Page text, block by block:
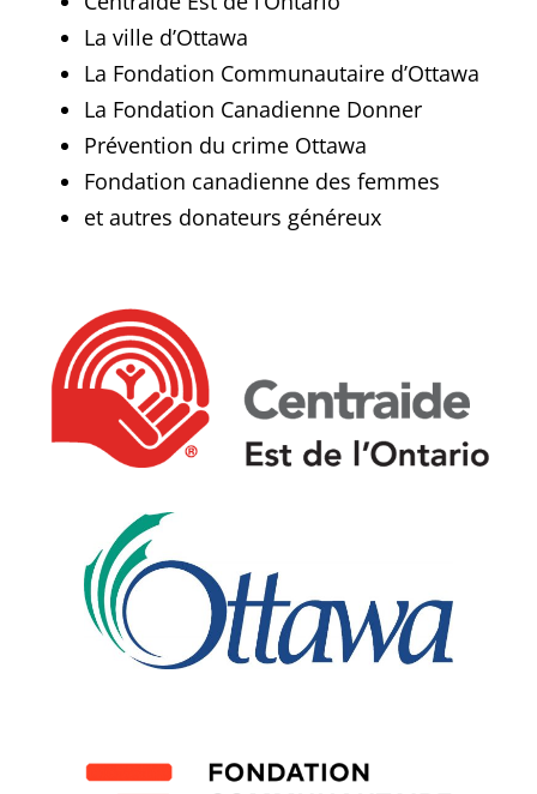
La ville d’Ottawa
La Fondation Communautaire d’Ottawa
La Fondation Canadienne Donner
Prévention du crime Ottawa
Fondation canadienne des femmes
et autres donateurs généreux